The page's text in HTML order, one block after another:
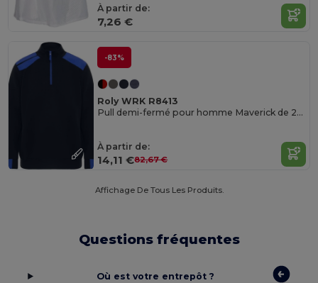
À partir de:
7,26 €
-83%
Roly WRK R8413
Pull demi-fermé pour homme Maverick de 280 g/m2
À partir de:
14,11 €82,67 €
Affichage De Tous Les Produits.
Questions fréquentes
Où est votre entrepôt ?